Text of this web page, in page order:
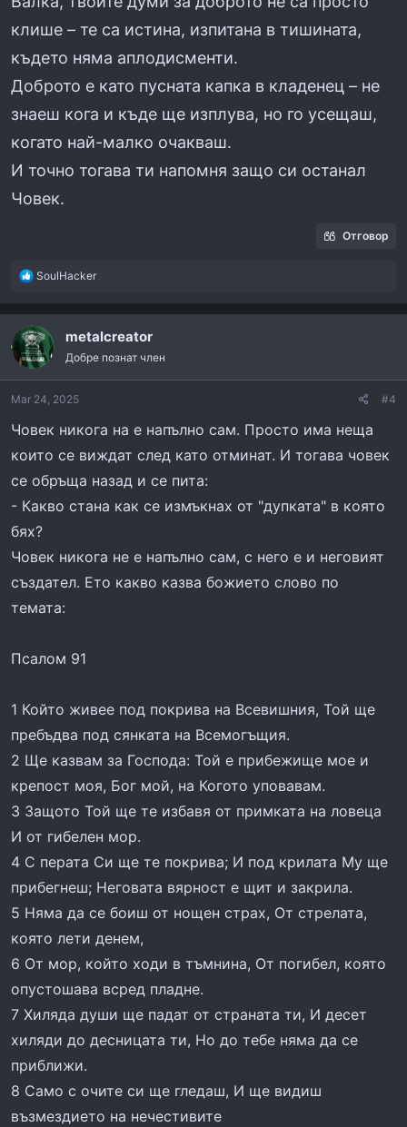
клише – те са истина, изпитана в тишината,
където няма аплодисменти.
Доброто е като пусната капка в кладенец – не
знаеш кога и къде ще изплува, но го усещаш,
когато най-малко очакваш.
И точно тогава ти напомня защо си останал
Човек.
Отговор
R
c
t
i
s
SoulHacker
metalcreator
Добре познат член
Mar 24, 2025 #4
Човек никога на е напълно сам. Просто има неща
които се виждат след като отминат. И тогава човек
се обръща назад и се пита:
- Какво стана как се измъкнах от "дупката" в която
бях?
Човек никога не е напълно сам, с него е и неговият
създател. Ето какво казва божието слово по
темата:
Псалом 91
1 Който живее под покрива на Всевишния, Той ще
пребъдва под сянката на Всемогъщия.
2 Ще казвам за Господа: Той е прибежище мое и
крепост моя, Бог мой, на Когото уповавам.
3 Защото Той ще те избавя от примката на ловеца
И от гибелен мор.
4 С перата Си ще те покрива; И под крилата Му ще
прибегнеш; Неговата вярност е щит и закрила.
5 Няма да се боиш от нощен страх, От стрелата,
която лети денем,
6 От мор, който ходи в тъмнина, От погибел, която
опустошава всред пладне.
7 Хиляда души ще падат от страната ти, И десет
хиляди до десницата ти, Но до тебе няма да се
приближи.
8 Само с очите си ще гледаш, И ще видиш
възмездието на нечестивите